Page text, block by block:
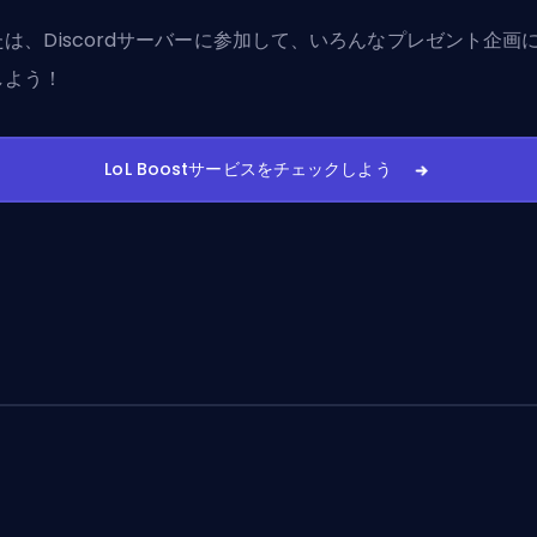
、 Discordサーバーに参加して、いろんなプレゼント企画
う！
LoL Boostサービスをチェックしよう